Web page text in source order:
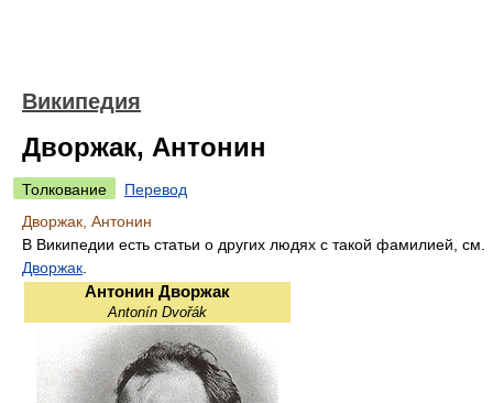
Википедия
Дворжак, Антонин
Толкование
Перевод
Дворжак, Антонин
В Википедии есть статьи о других людях с такой фамилией, см.
Дворжак
Антонин Дворжак
Antonín Dvořák